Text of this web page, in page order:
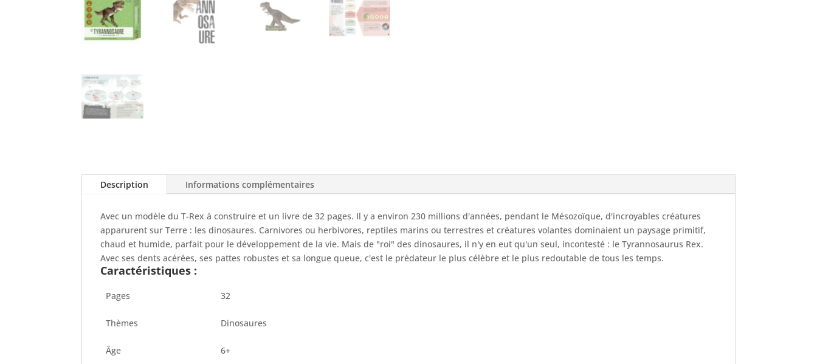
Description Informations complémentaires
Avec un modèle du T-Rex à construire et un livre de 32 pages. Il y a environ 230 millions d'années, pendant le Mésozoïque, d'incroyables créatures
apparurent sur Terre : les dinosaures. Carnivores ou herbivores, reptiles marins ou terrestres et créatures volantes dominaient un paysage primitif,
chaud et humide, parfait pour le développement de la vie. Mais de "roi" des dinosaures, il n'y en eut qu'un seul, incontesté : le Tyrannosaurus Rex.
Avec ses dents acérées, ses pattes robustes et sa longue queue, c'est le prédateur le plus célèbre et le plus redoutable de tous les temps.
Caractéristiques :
Pages 32
Thèmes Dinosaures
Âge 6+